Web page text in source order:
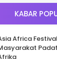
KABAR
Africa